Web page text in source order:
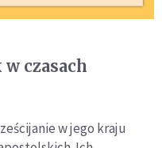
czasach
w jego kraju